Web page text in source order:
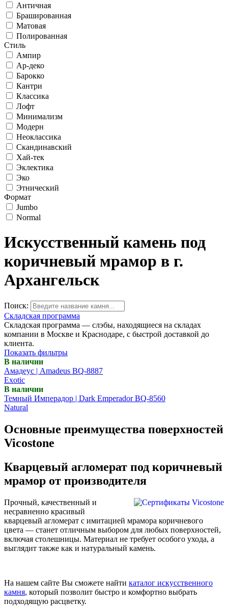
Античная
Брашированная
Матовая
Полированная
Стиль
Ампир
Ар-деко
Барокко
Кантри
Классика
Лофт
Минимализм
Модерн
Неоклассика
Скандинавский
Хай-тек
Эклектика
Эко
Этнический
Формат
Jumbo
Normal
Искусственный камень под
коричневый мрамор в г.
Архангельск
Поиск:
Складская программа
Складская программа — слэбы, находящиеся на складах
компании в Москве и Краснодаре, с быстрой доставкой до
клиента.
Показать фильтры
В наличии
Амадеус | Amadeus BQ-8887
Exotic
В наличии
Темный Имперадор | Dark Emperador BQ-8560
Natural
Основные преимущества поверхностей
Vicostone
Кварцевый агломерат под коричневый
мрамор от производителя
Прочный, качественный и
несравненно красивый
кварцевый агломерат с имитацией мрамора коричневого
цвета — станет отличным выбором для любых поверхностей,
включая столешницы. Материал не требует особого ухода, а
выглядит также как и натуральный камень.
На нашем сайте Вы сможете найти каталог искусственного
камня, который позволит быстро и комфортно выбрать
подходящую расцветку.